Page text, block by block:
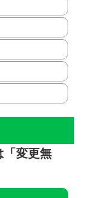
「変更無